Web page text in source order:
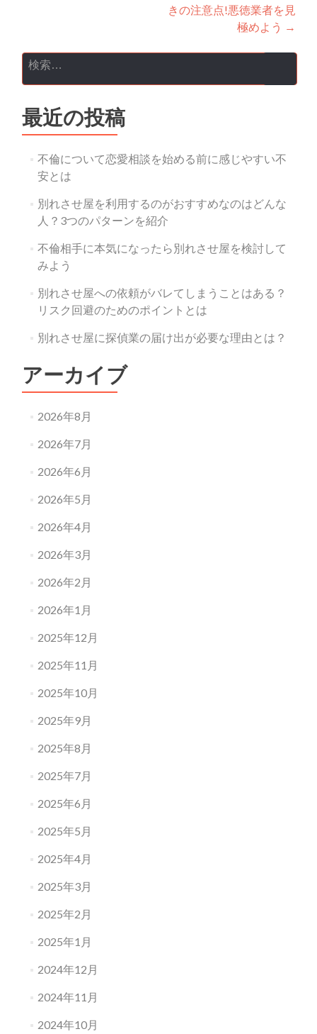
きの注意点!悪徳業者を見
極めよう →
検索:
最近の投稿
不倫について恋愛相談を始める前に感じやすい不
安とは
別れさせ屋を利用するのがおすすめなのはどんな
人？3つのパターンを紹介
不倫相手に本気になったら別れさせ屋を検討して
みよう
別れさせ屋への依頼がバレてしまうことはある？
リスク回避のためのポイントとは
別れさせ屋に探偵業の届け出が必要な理由とは？
アーカイブ
2026年8月
2026年7月
2026年6月
2026年5月
2026年4月
2026年3月
2026年2月
2026年1月
2025年12月
2025年11月
2025年10月
2025年9月
2025年8月
2025年7月
2025年6月
2025年5月
2025年4月
2025年3月
2025年2月
2025年1月
2024年12月
2024年11月
2024年10月